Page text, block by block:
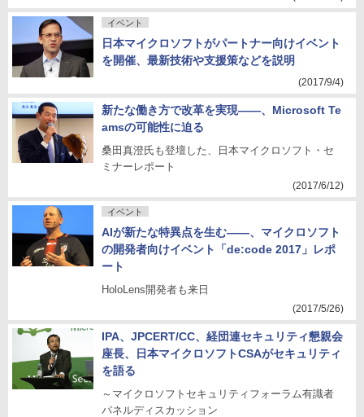
イベント
日本マイクロソフトがパートナー向けイベント
を開催、最新技術や支援策などを説明
(2017/9/4)
新たな働き方で改革を実現――、Microsoft Te
amsの可能性に迫る
桑田真澄氏も登壇した、日本マイクロソフト・セ
ミナーレポート
(2017/6/12)
イベント
AIが新たな特異点を生む――、マイクロソフト
の開発者向けイベント「de:code 2017」レポ
ート
HoloLens開発者も来日
(2017/5/26)
IPA、JPCERT/CC、経団連セキュリティ懇親会
座長、日本マイクロソフトCSAがセキュリティ
を語る
～マイクロソフトセキュリティフォーラム有識者
パネルディスカッション